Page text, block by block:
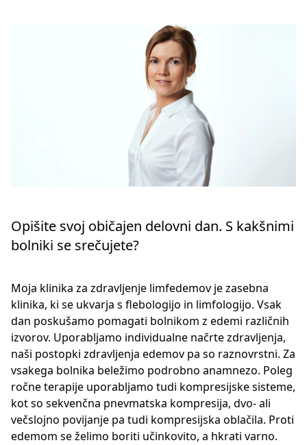
Opišite svoj običajen delovni dan. S kakšnimi
bolniki se srečujete?
Moja klinika za zdravljenje limfedemov je zasebna
klinika, ki se ukvarja s flebologijo in limfologijo. Vsak
dan poskušamo pomagati bolnikom z edemi različnih
izvorov. Uporabljamo individualne načrte zdravljenja,
naši postopki zdravljenja edemov pa so raznovrstni. Za
vsakega bolnika beležimo podrobno anamnezo. Poleg
ročne terapije uporabljamo tudi kompresijske sisteme,
kot so sekvenčna pnevmatska kompresija, dvo- ali
večslojno povijanje pa tudi kompresijska oblačila. Proti
edemom se želimo boriti učinkovito, a hkrati varno.